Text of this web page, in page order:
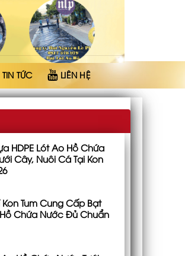
TIN TỨC LIÊN HỆ
HDPE Lót Ao Hồ Chứa
Cây, Nuôi Cá Tại Kon
Tum Cung Cấp Bạt
Chứa Nước Đủ Chuẩn